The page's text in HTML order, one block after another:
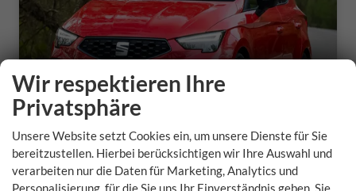
Seat Ibiza
Wir respektieren Ihre
Privatsphäre
Unsere Website setzt Cookies ein, um unsere Dienste für Sie
bereitzustellen. Hierbei berücksichtigen wir Ihre Auswahl und
verarbeiten nur die Daten für Marketing, Analytics und
Personalisierung, für die Sie uns Ihr Einverständnis geben. Sie